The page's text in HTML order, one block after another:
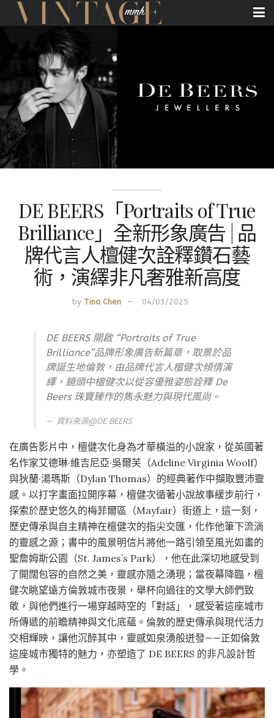
DE BEERS「Portraits of True
Brilliance」全新形象廣告 | 品
牌代言人檀健次詮釋鑽石藝
術，演繹非凡奢雅新高度
by Tina Chen 04/03/2025
DE BEERS 開啟 “Portraits of True
Brilliance”品牌形象廣告新篇章，取景於品
牌誕生地倫敦，由品牌代言人檀健次傾情演
繹，鏡頭中檀健次以從容優雅姿態詮釋 De
Beers 珠寶臻作的雋永魅力與現代風尚。
資料來源@DE BEERS
在廣告影片中，檀健次化身為才華橫溢的小說家，從英國著
名作家艾德琳·維吉尼亞·吳爾芙（Adeline Virginia Woolf）
與狄蘭·湯瑪斯（Dylan Thomas）的經典著作中擷取豐沛靈
感。以打字畫面拉開序幕，檀健次循著小說故事緩步前行，
探索於歷史悠久的梅菲爾區（Mayfair）街道上，這一刻，
歷史傳承與自主精神在檀健次的指尖交匯，化作他筆下流淌
的靈感之源；書中的風景明信片將他一路引領至風光如畫的
聖詹姆斯公園（St. James’s Park），他在此深切地感受到
了開闊包容的自然之美，靈感亦隨之湧現；當夜幕降臨，檀
健次眺望遠方倫敦城市夜景，舉杯向過往的文學大師們致
敬，與他們進行一場穿越時空的「對話」，感受著這座城市
所傳遞的前瞻精神與文化底蘊。倫敦的歷史傳承與現代活力
交相輝映，讓他沉醉其中，靈感如泉湧般迸發——正如倫敦
這座城市獨特的魅力，亦塑造了 DE BEERS 的非凡設計哲
學。